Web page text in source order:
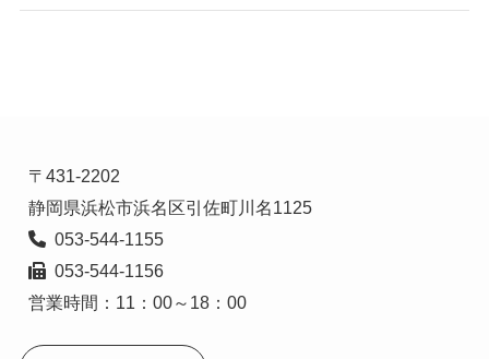
〒431-2202
静岡県浜松市浜名区引佐町川名1125
  053-544-1155
  053-544-1156
営業時間：11：00～18：00